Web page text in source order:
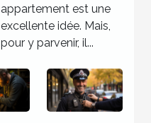
appartement est une
excellente idée. Mais,
pour y parvenir, il...